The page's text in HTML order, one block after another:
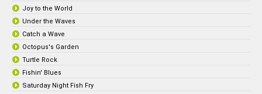
Joy to the World
Under the Waves
Catch a Wave
Octopus's Garden
Turtle Rock
Fishin' Blues
Saturday Night Fish Fry